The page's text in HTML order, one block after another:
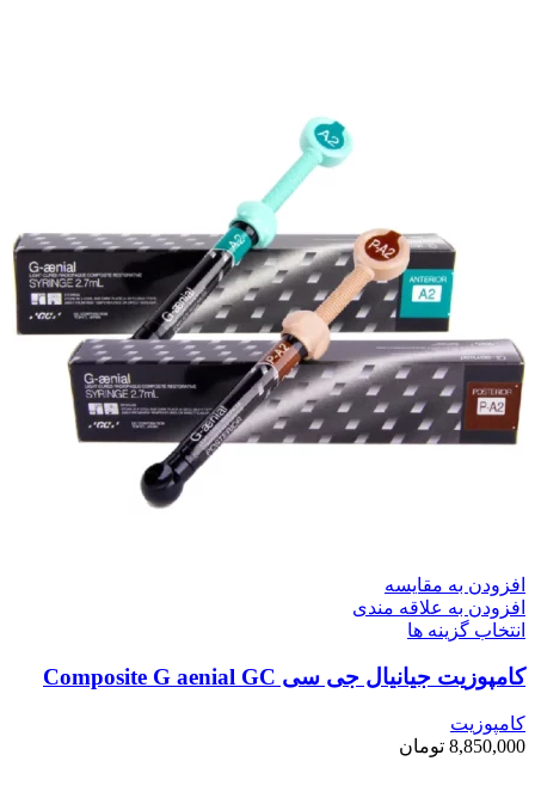
افزودن به مقایسه
افزودن به علاقه مندی
انتخاب گزینه ها
کامپوزیت جیانیال جی سی Composite G aenial GC
کامپوزیت
8,850,000 تومان